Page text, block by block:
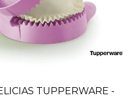
TUPPERWARE -